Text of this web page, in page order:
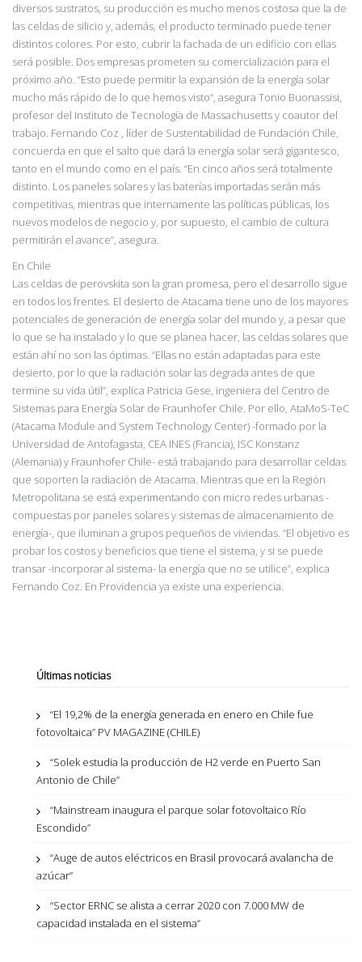
diversos sustratos, su producción es mucho menos costosa que la de
las celdas de silicio y, además, el producto terminado puede tener
distintos colores. Por esto, cubrir la fachada de un edificio con ellas
será posible. Dos empresas prometen su comercialización para el
próximo año. “Esto puede permitir la expansión de la energía solar
mucho más rápido de lo que hemos visto”, asegura Tonio Buonassisi,
profesor del Instituto de Tecnología de Massachusetts y coautor del
trabajo. Fernando Coz , líder de Sustentabilidad de Fundación Chile,
concuerda en que el salto que dará la energía solar será gigantesco,
tanto en el mundo como en el país. “En cinco años será totalmente
distinto. Los paneles solares y las baterías importadas serán más
competitivas, mientras que internamente las políticas públicas, los
nuevos modelos de negocio y, por supuesto, el cambio de cultura
permitirán el avance”, asegura.
En Chile
Las celdas de perovskita son la gran promesa, pero el desarrollo sigue
en todos los frentes. El desierto de Atacama tiene uno de los mayores
potenciales de generación de energía solar del mundo y, a pesar que
lo que se ha instalado y lo que se planea hacer, las celdas solares que
están ahí no son las óptimas. “Ellas no están adaptadas para este
desierto, por lo que la radiación solar las degrada antes de que
termine su vida útil”, explica Patricia Gese, ingeniera del Centro de
Sistemas para Energía Solar de Fraunhofer Chile. Por ello, AtaMoS-TeC
(Atacama Module and System Technology Center) -formado por la
Universidad de Antofagasta, CEA INES (Francia), ISC Konstanz
(Alemania) y Fraunhofer Chile- está trabajando para desarrollar celdas
que soporten la radiación de Atacama. Mientras que en la Región
Metropolitana se está experimentando con micro redes urbanas -
compuestas por paneles solares y sistemas de almacenamiento de
energía-, que iluminan a grupos pequeños de viviendas. “El objetivo es
probar los costos y beneficios que tiene el sistema, y si se puede
transar -incorporar al sistema- la energía que no se utilice”, explica
Fernando Coz. En Providencia ya existe una experiencia.
Últimas noticias
“El 19,2% de la energía generada en enero en Chile fue
fotovoltaica” PV MAGAZINE (CHILE)
“Solek estudia la producción de H2 verde en Puerto San
Antonio de Chile”
“Mainstream inaugura el parque solar fotovoltaico Río
Escondido”
“Auge de autos eléctricos en Brasil provocará avalancha de
azúcar”
“Sector ERNC se alista a cerrar 2020 con 7.000 MW de
capacidad instalada en el sistema”